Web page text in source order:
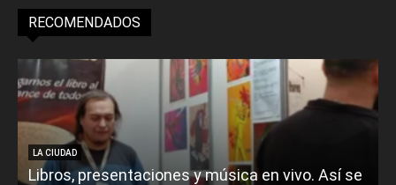
RECOMENDADOS
LA CIUDAD
Libros, presentaciones y música en vivo. Así se